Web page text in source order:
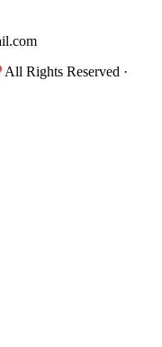
All Rights Reserved ·